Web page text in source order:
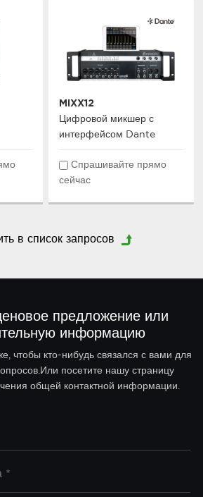
MIXX12
Цифровой микшер с
интерфейсом Dante
Спрашивайте прямо
сейчас
предложение или
информацию
чтобы кто-нибудь связался с вами для
посетите нашу страницу
общей контактной информации.